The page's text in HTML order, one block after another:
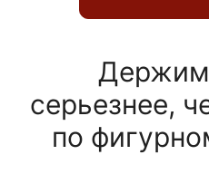
Держим
серьезнее,
по